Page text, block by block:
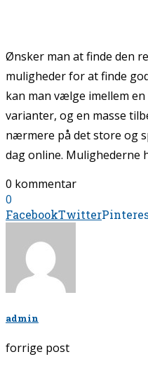
Ønsker man at finde den
muligheder for at finde
kan man vælge imellem
varianter, og en masse
nærmere på det store og
dag online. Mulighederne
0 kommentar
0
FacebookTwitter
admin
forrige post